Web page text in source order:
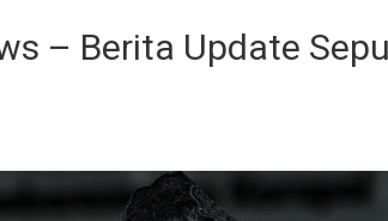
– Berita Update